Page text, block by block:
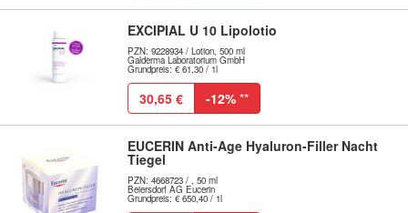
EXCIPIAL U 10 Lipolotio
PZN: 9228934 / Lotion, 500 ml
Galderma Laboratorium GmbH
Grundpreis: € 61,30 / 1l
30,65 € -12% **
EUCERIN Anti-Age Hyaluron-Filler Nacht
Tiegel
PZN: 4668723 / , 50 ml
Beiersdorf AG Eucerin
Grundpreis: € 650,40 / 1l